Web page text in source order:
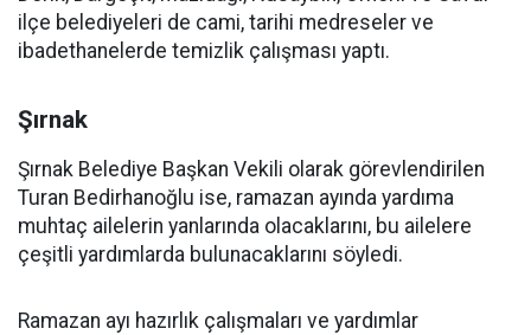
ilçe belediyeleri de cami, tarihi medreseler ve
ibadethanelerde temizlik çalışması yaptı.
Şırnak
Şırnak Belediye Başkan Vekili olarak görevlendirilen
Turan Bedirhanoğlu ise, ramazan ayında yardıma
muhtaç ailelerin yanlarında olacaklarını, bu ailelere
çeşitli yardımlarda bulunacaklarını söyledi.
Ramazan ayı hazırlık çalışmaları ve yardımlar